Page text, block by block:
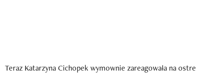
Teraz Katarzyna Cichopek wymownie zareagowała na ostre